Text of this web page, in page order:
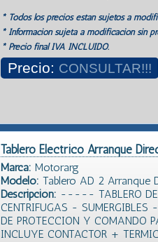
* Todos los precios estan sujetos a
* Información sujeta a modificación sin
* Precio final IVA INCLUIDO.
Precio: CONSULTAR!!!
Tablero Electrico Arranque
Marca: Motorarg
Modelo: Tablero AD 2 Arranque
Descripción: ----- TABLERO DE
CENTRIFUGAS -
DE PROTECCION Y COMANDO
INCLUYE CONTACTOR +